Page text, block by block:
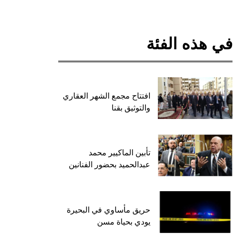
في هذه الفئة
افتتاح مجمع الشهر العقاري
والتوثيق بقنا
تأبين الماكيير محمد
عبدالحميد بحضور الفنانين
حريق مأساوي في البحيرة
يودي بحياة مسن